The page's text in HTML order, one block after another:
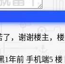
了，谢谢楼主，楼
1年前 手机端5 楼